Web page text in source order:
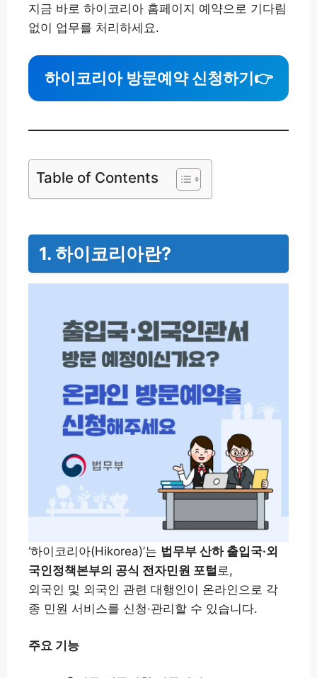
지금 바로 하이코리아 홈페이지 예약으로 기다림
없이 업무를 처리하세요.
하이코리아 방문예약 신청하기👉
Table of Contents
1. 하이코리아란?
‘하이코리아(Hikorea)’는 법무부 산하 출입국·외
국인정책본부의 공식 전자민원 포털 로,
외국인 및 외국인 관련 대행인이 온라인으로 각
종 민원 서비스를 신청·관리할 수 있습니다.
주요 기능